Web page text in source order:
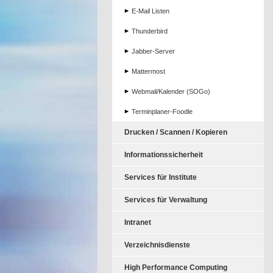
E-Mail Listen
Thunderbird
Jabber-Server
Mattermost
Webmail/Kalender (SOGo)
Terminplaner-Foodle
Drucken / Scannen / Kopieren
Informationssicherheit
Services für Institute
Services für Verwaltung
Intranet
Verzeichnisdienste
High Performance Computing